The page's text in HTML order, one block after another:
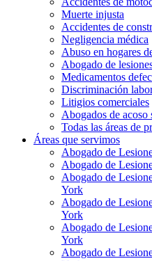
Muerte injusta
Accidentes de
Negligencia médica
Abuso en hogares
Abogado de
Medicamentos
Discriminación
Litigios comerciales
Abogados de acoso
Todas las áreas de
Áreas que servimos
Abogado de
Abogado de
Abogado de
York
Abogado de
York
Abogado de
York
Abogado de